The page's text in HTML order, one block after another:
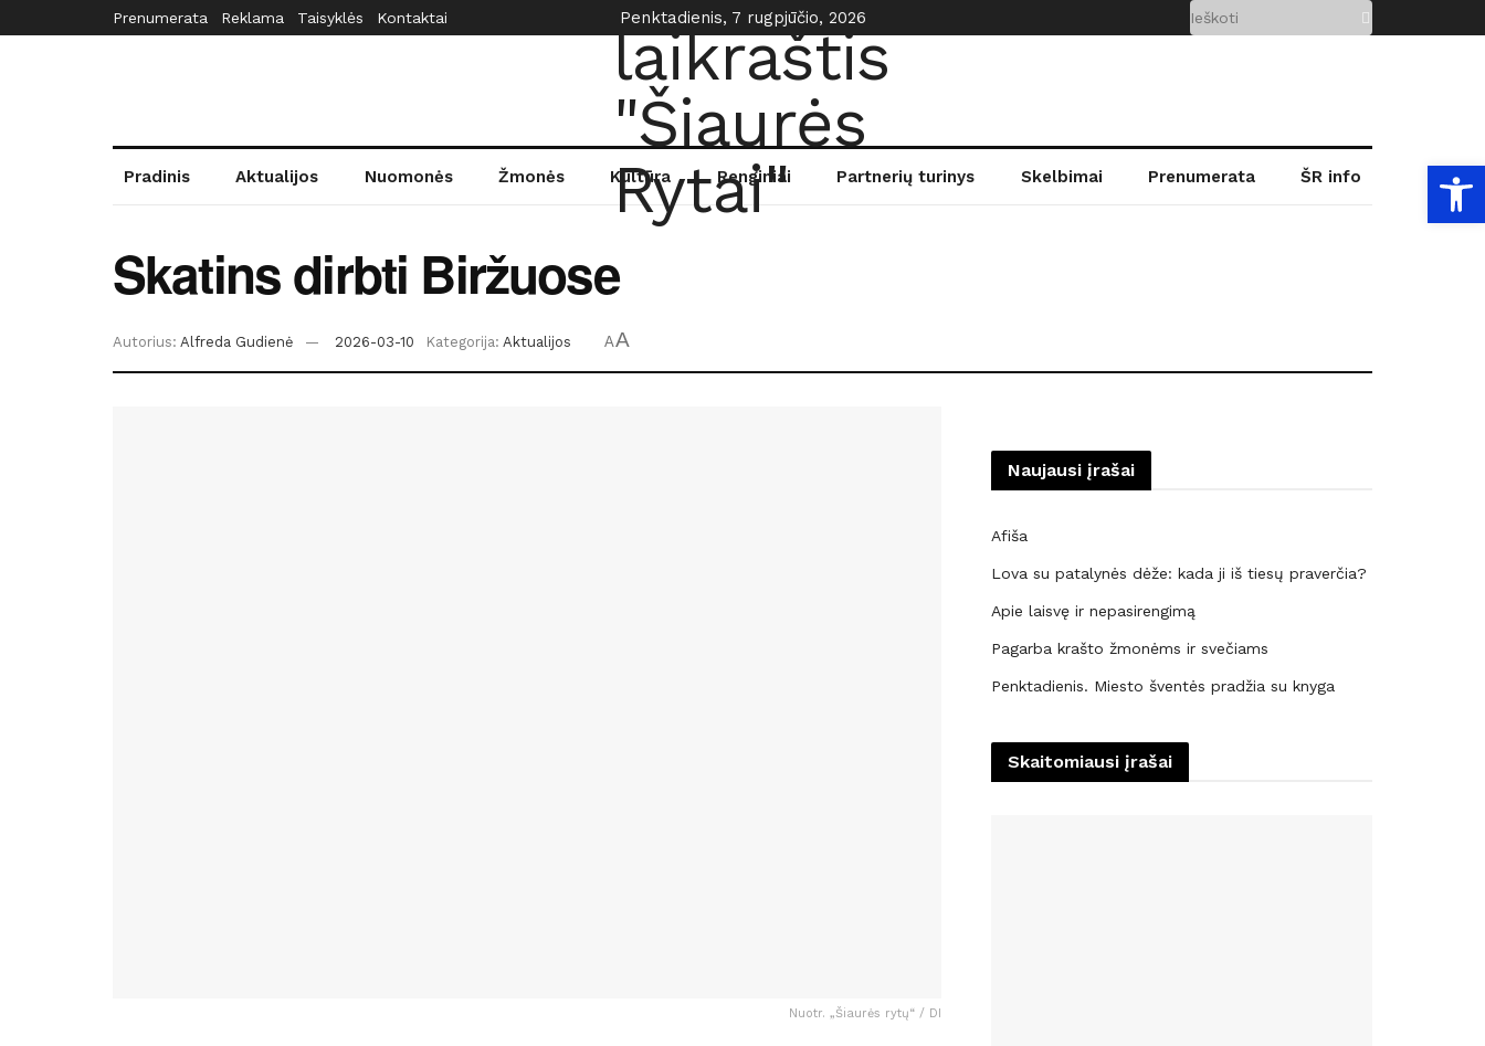
Prenumerata Reklama Taisyklės Kontaktai Penktadienis, 7 rugpjūčio, 2026
Pradinis Aktualijos Nuomonės Žmonės Kultūra Renginiai Partnerių turinys Skelbimai Prenumerata ŠR info
Skatins dirbti Biržuose
Autorius: Alfreda Gudienė 2026-03-10 Kategorija: Aktualijos AA
Nuotr. „Šiaurės rytų“ / DI
Naujausi įrašai
Afiša
Lova su patalynės dėže: kada ji iš tiesų praverčia?
Apie laisvę ir nepasirengimą
Pagarba krašto žmonėms ir svečiams
Penktadienis. Miesto šventės pradžia su knyga
Skaitomiausi įrašai